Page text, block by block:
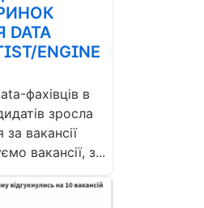
ENGINE
фахівців в
зросла
вакансії
вакансії, з...